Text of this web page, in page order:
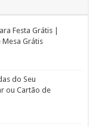
Festa Grátis |
Mesa Grátis
do Seu
ou Cartão de